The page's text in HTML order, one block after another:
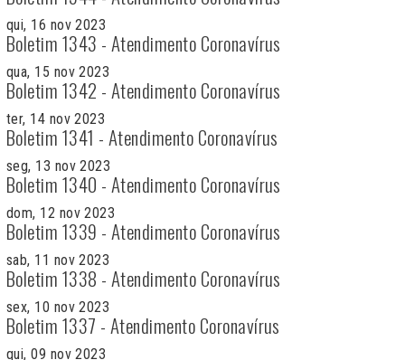
qui, 16 nov 2023
Boletim 1343 - Atendimento Coronavírus
qua, 15 nov 2023
Boletim 1342 - Atendimento Coronavírus
ter, 14 nov 2023
Boletim 1341 - Atendimento Coronavírus
seg, 13 nov 2023
Boletim 1340 - Atendimento Coronavírus
dom, 12 nov 2023
Boletim 1339 - Atendimento Coronavírus
sab, 11 nov 2023
Boletim 1338 - Atendimento Coronavírus
sex, 10 nov 2023
Boletim 1337 - Atendimento Coronavírus
qui, 09 nov 2023